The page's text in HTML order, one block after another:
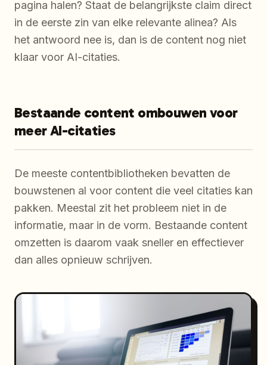
pagina halen? Staat de belangrijkste claim direct
in de eerste zin van elke relevante alinea? Als
het antwoord nee is, dan is de content nog niet
klaar voor AI-citaties.
Bestaande content ombouwen voor
meer AI-citaties
De meeste contentbibliotheken bevatten de
bouwstenen al voor content die veel citaties kan
pakken. Meestal zit het probleem niet in de
informatie, maar in de vorm. Bestaande content
omzetten is daarom vaak sneller en effectiever
dan alles opnieuw schrijven.